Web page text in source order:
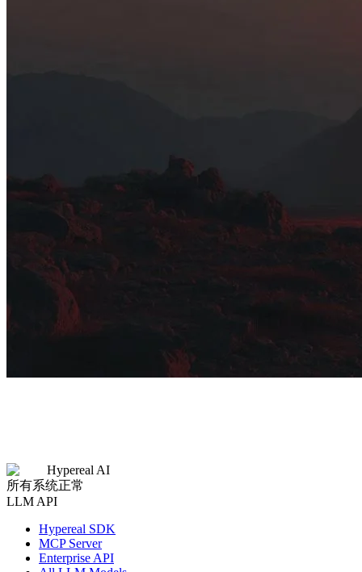
Hypereal AI
所有系统正常
LLM API
Hypereal SDK
MCP Server
Enterprise API